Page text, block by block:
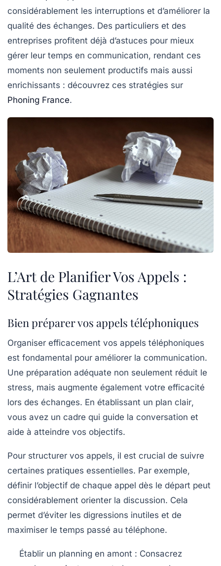
considérablement les interruptions et d’améliorer la
qualité des échanges. Des particuliers et des
entreprises profitent déjà d’astuces pour mieux
gérer leur temps en communication, rendant ces
moments non seulement productifs mais aussi
enrichissants : découvrez ces stratégies sur
Phoning France.
L’Art de Planifier Vos Appels :
Stratégies Gagnantes
Bien préparer vos appels téléphoniques
Organiser efficacement vos appels téléphoniques
est fondamental pour améliorer la communication.
Une préparation adéquate non seulement réduit le
stress, mais augmente également votre efficacité
lors des échanges. En établissant un plan clair,
vous avez un cadre qui guide la conversation et
aide à atteindre vos objectifs.
Pour structurer vos appels, il est crucial de suivre
certaines pratiques essentielles. Par exemple,
définir l’objectif de chaque appel dès le départ peut
considérablement orienter la discussion. Cela
permet d’éviter les digressions inutiles et de
maximiser le temps passé au téléphone.
Établir un planning en amont : Consacrez